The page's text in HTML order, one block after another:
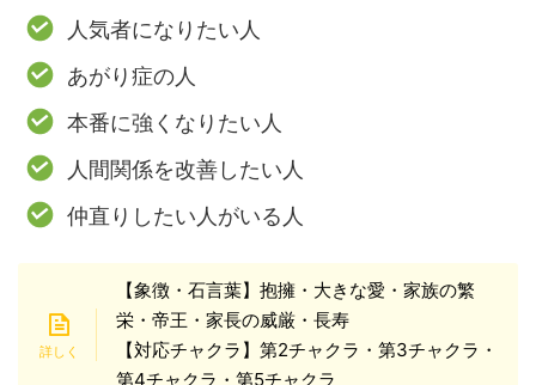
人気者になりたい人
あがり症の人
本番に強くなりたい人
人間関係を改善したい人
仲直りしたい人がいる人
【象徴・石言葉】抱擁・大きな愛・家族の繁
栄・帝王・家長の威厳・長寿
【対応チャクラ】第2チャクラ・第3チャクラ・
第4チャクラ・第5チャクラ